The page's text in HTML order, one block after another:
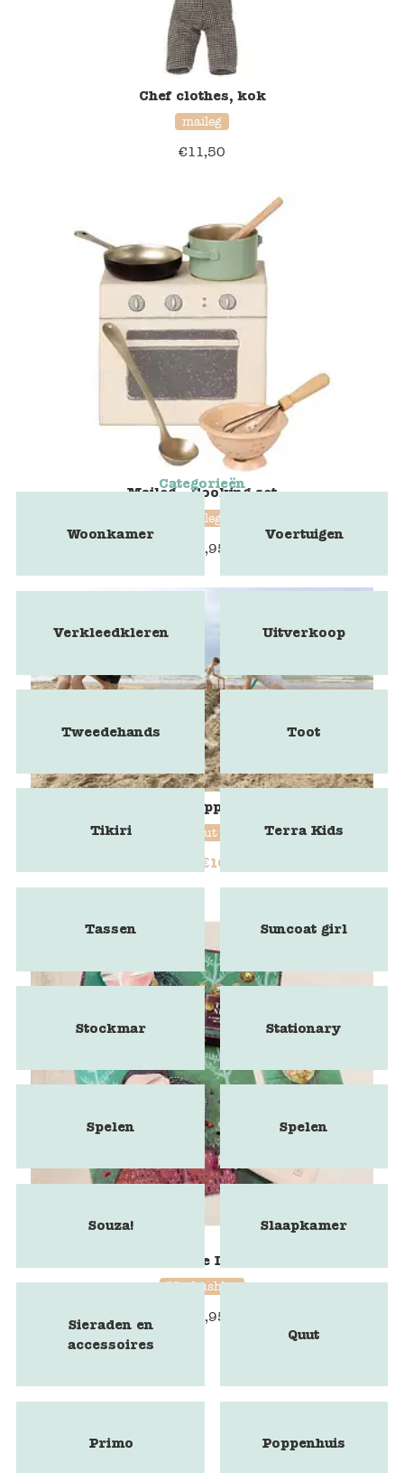
Chef clothes, kok
maileg
€11,50
Maileg - Cooking set
maileg
19,95
Scoppi
Quut
€16,75
Marbushka - The Lost Necklace
Marbushka
25,95
Categorieën
Woonkamer Voertuigen
Verkleedkleren Uitverkoop
Tweedehands Toot
Tikiri Terra Kids
Tassen Suncoat girl
Stockmar Stationary
Spelen Spelen
Souza! Slaapkamer
Sieraden en
accessoires
Quut
Primo Poppenhuis